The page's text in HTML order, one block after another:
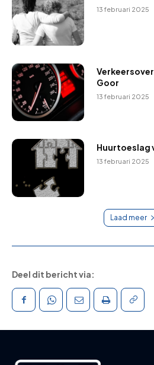
13 februari 2025
Goor
13 februari 2025
Huurtoeslag
13 februari 2025
Laad meer
Deel dit bericht via: